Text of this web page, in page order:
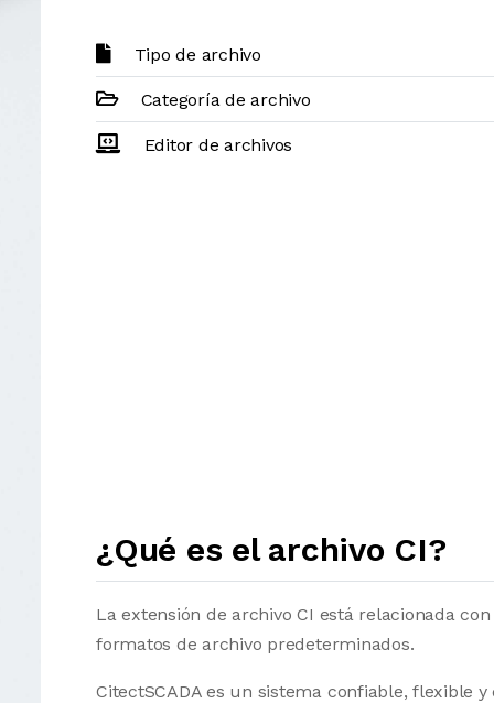
Tipo de archivo
Categoría de archivo
Editor de archivos
¿Qué es el archivo CI?
La extensión de archivo CI está relacionada
formatos de archivo predeterminados.
CitectSCADA es un sistema confiable, flexible